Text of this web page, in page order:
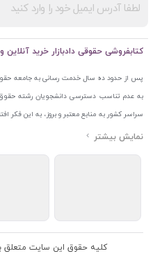
کتابفروشی حقوقی دادبازار خرید
پس از حدود ده سال خدمت رسانی به جامعه حقوقی
به عدم تناسب دسترسی دانشجویان رشته
سراسر کشور به منابع معتبر و بروز، به این فکر
ای اختبار خدمتی جدید به جامعه حقوقی ایران
اتحادیه ناشران و کتابفروشان تهران به منظور
معتبری از کتاب های حقوقی را به علاقمندان عرضه
کلیه حقوق این سایت متعلق